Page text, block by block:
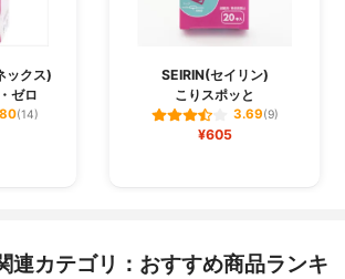
ックス)
ゼロ
(14)
SEIRIN(セイリン)
こりスポッと
3.69(9)
¥605
連カテゴリ：おすすめ商品ランキ